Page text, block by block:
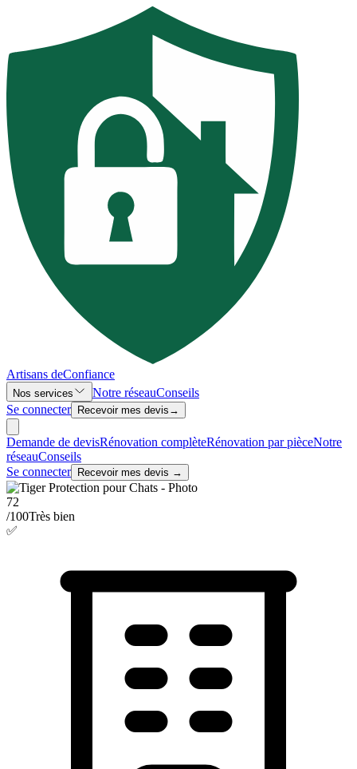
Artisans deConfiance
Nos services Notre réseauConseils
Se connecter
Recevoir mes devis →
Demande de devisRénovation complèteRénovation par pièceNotre
réseauConseils
Se connecter
Recevoir mes devis →
72
/100Très bien
✅